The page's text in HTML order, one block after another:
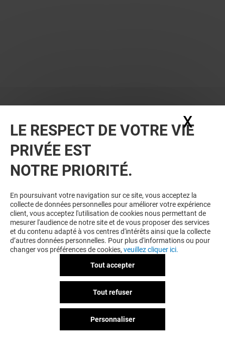
LE RESPECT DE VOTRE VIE
PRIVÉE EST
NOTRE PRIORITÉ.
En poursuivant votre navigation sur ce site, vous acceptez la
collecte de données personnelles pour améliorer votre expérience
client, vous acceptez l'utilisation de cookies nous permettant de
mesurer l'audience de notre site et de vous proposer des services
et du contenu adapté à vos centres d'intérêts ainsi que la collecte
d’autres données personnelles. Pour plus d'informations ou pour
changer vos préférences de cookies, veuillez cliquer ici.
Tout accepter
Tout refuser
Personnaliser
X